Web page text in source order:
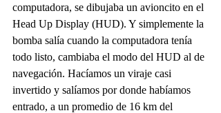
computadora, se dibujaba un avioncito en el
Head Up Display (HUD). Y simplemente la
bomba salía cuando la computadora tenía
todo listo, cambiaba el modo del HUD al de
navegación. Hacíamos un viraje casi
invertido y salíamos por donde habíamos
entrado, a un promedio de 16 km del